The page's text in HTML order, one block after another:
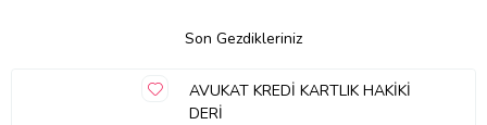
Son Gezdikleriniz
AVUKAT KREDİ KARTLIK HAKİKİ
DERİ